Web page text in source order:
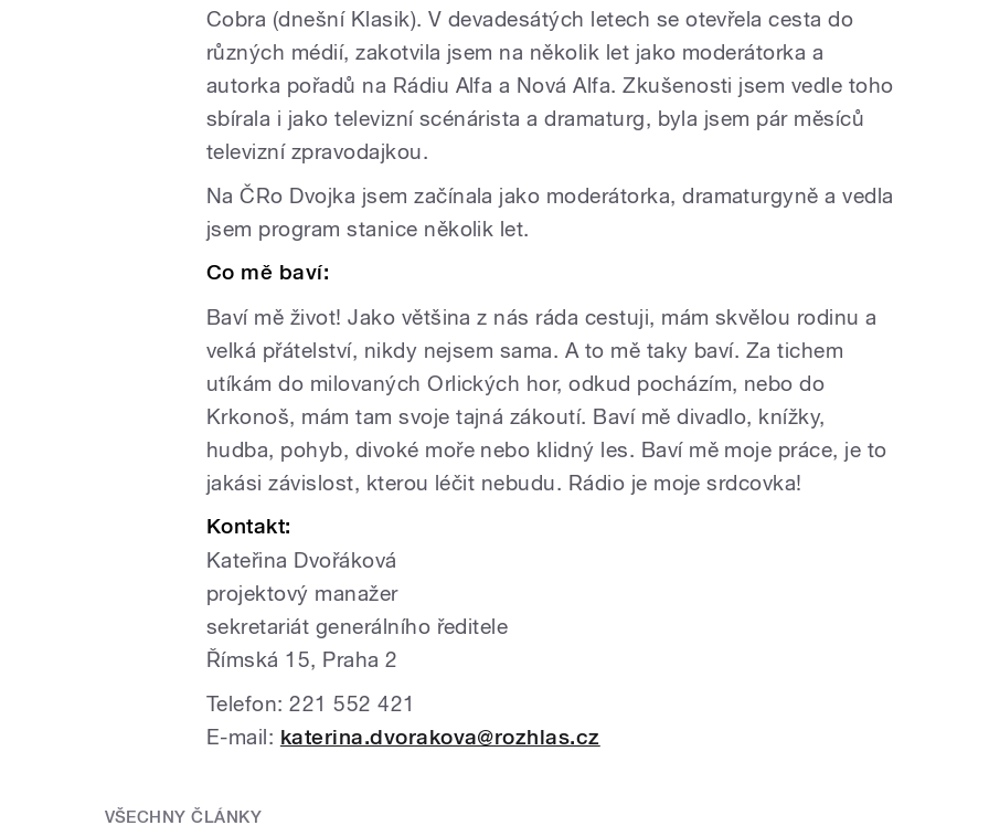
Cobra (dnešní Klasik). V devadesátých letech se otevřela cesta do
různých médií, zakotvila jsem na několik let jako moderátorka a
autorka pořadů na Rádiu Alfa a Nová Alfa. Zkušenosti jsem vedle toho
sbírala i jako televizní scénárista a dramaturg, byla jsem pár měsíců
televizní zpravodajkou.
Na ČRo Dvojka jsem začínala jako moderátorka, dramaturgyně a vedla
jsem program stanice několik let.
Co mě baví:
Baví mě život! Jako většina z nás ráda cestuji, mám skvělou rodinu a
velká přátelství, nikdy nejsem sama. A to mě taky baví. Za tichem
utíkám do milovaných Orlických hor, odkud pocházím, nebo do
Krkonoš, mám tam svoje tajná zákoutí. Baví mě divadlo, knížky,
hudba, pohyb, divoké moře nebo klidný les. Baví mě moje práce, je to
jakási závislost, kterou léčit nebudu. Rádio je moje srdcovka!
Kontakt:
Kateřina Dvořáková
projektový manažer
sekretariát generálního ředitele
Římská 15, Praha 2
Telefon: 221 552 421
E-mail: katerina.dvorakova@rozhlas.cz
VŠECHNY ČLÁNKY